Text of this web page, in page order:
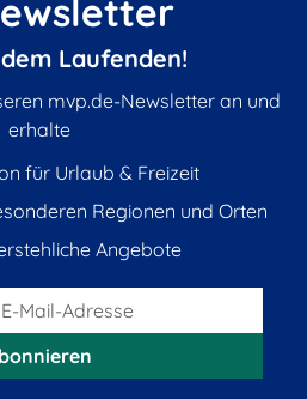
Laufenden!
mvp.de-Newsletter an und
erhalte
für Urlaub & Freizeit
Regionen und Orten
Angebote